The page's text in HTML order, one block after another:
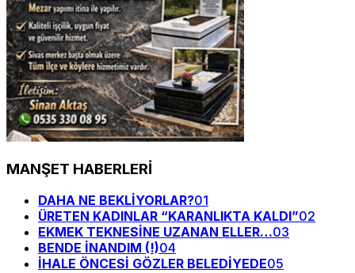
MANŞET HABERLERİ
DAHA NE BEKLİYORLAR?01
ÜRETEN KADINLAR “KARANLIKTA KALDI”02
EKMEK TEKNESİNE UZANAN ELLER…03
BENDE İNANDIM (!)04
İHALE ÖNCESİ GÖZLER BELEDİYEDE05